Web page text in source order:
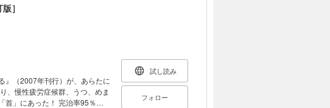
る人など、「スマホ依存」に
による弊害も問題視されていま
く、心の不調の原因につながる
処法を、日本を代表する首の名
イアウトで作成されており、
端末で読むことに適していま
書の参照、引用などの機能が使
料サンプルをお試しください。
］
』（2007年刊行）が、あらたに
た！ 完治率95％！
試し読み
フォロー